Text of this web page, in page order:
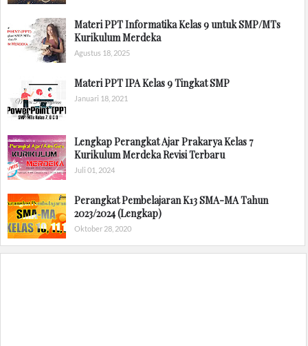
Materi PPT Informatika Kelas 9 untuk SMP/MTs
Kurikulum Merdeka
Agustus 18, 2025
Materi PPT IPA Kelas 9 Tingkat SMP
Januari 18, 2021
Lengkap Perangkat Ajar Prakarya Kelas 7
Kurikulum Merdeka Revisi Terbaru
Juli 01, 2024
Perangkat Pembelajaran K13 SMA-MA Tahun
2023/2024 (Lengkap)
Oktober 28, 2020